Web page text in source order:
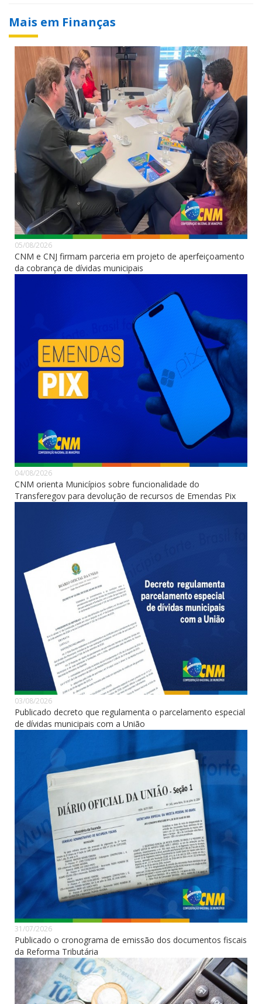
Mais em Finanças
05/08/2026
CNM e CNJ firmam parceria em projeto de aperfeiçoamento
da cobrança de dívidas municipais
04/08/2026
CNM orienta Municípios sobre funcionalidade do
Transferegov para devolução de recursos de Emendas Pix
03/08/2026
Publicado decreto que regulamenta o parcelamento especial
de dívidas municipais com a União
31/07/2026
Publicado o cronograma de emissão dos documentos fiscais
da Reforma Tributária